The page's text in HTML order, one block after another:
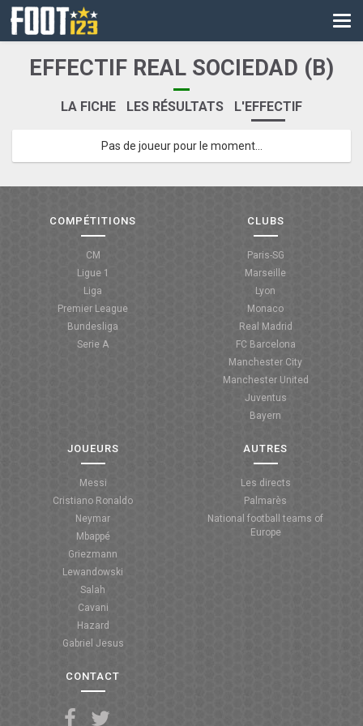
CM
LES DIRECTS
COUPE DE FRANCE
EFFECTIF REAL SOCIEDAD (B)
LA FICHE LES RÉSULTATS L'EFFECTIF
Pas de joueur pour le moment...
COMPÉTITIONS
CM
Ligue 1
Liga
Premier League
Bundesliga
Serie A
CLUBS
Paris-SG
Marseille
Lyon
Monaco
Real Madrid
FC Barcelona
Manchester City
Manchester United
Juventus
Bayern
JOUEURS
Messi
Cristiano Ronaldo
Neymar
Mbappé
Griezmann
Lewandowski
Salah
Cavani
Hazard
Gabriel Jesus
AUTRES
Les directs
Palmarès
National football teams of
Europe
CONTACT